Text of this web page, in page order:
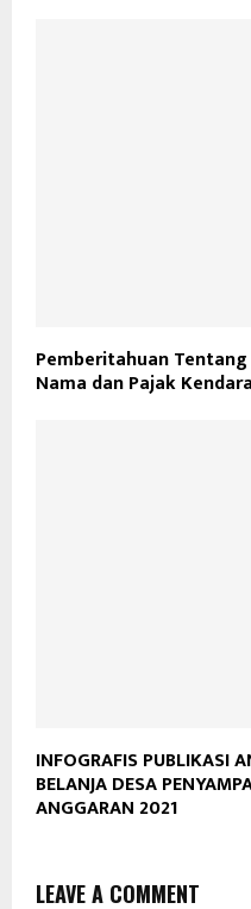
Pemberitahuan
Nama dan Pajak
INFOGRAFIS PUBLIKASI
BELANJA DESA
ANGGARAN 2021
LEAVE A COMMENT